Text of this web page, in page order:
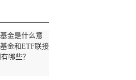
金是什么意
金和ETF联接
哪些？